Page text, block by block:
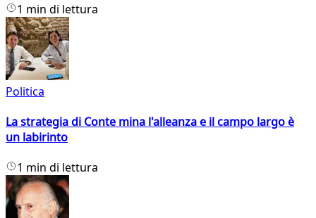
1 min di lettura
Politica
La strategia di Conte mina l'alleanza e il campo largo è
un labirinto
1 min di lettura